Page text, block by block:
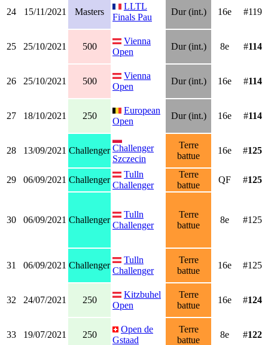
24 15/11/2021 Masters
LLTL
Finals Pau
Dur (int.) 16e #119
25 25/10/2021 500
Vienna
Open
Dur (int.) 8e #114
26 25/10/2021 500
Vienna
Open
Dur (int.) 16e #114
27 18/10/2021 250
European
Open
Dur (int.) 16e #114
28 13/09/2021 Challenger Challenger
Szczecin
Terre
battue
16e #125
29 06/09/2021 Challenger
Tulln
Challenger
Terre
battue
QF #125
30 06/09/2021 Challenger
Tulln
Challenger
Terre
battue
8e #125
31 06/09/2021 Challenger
Tulln
Challenger
Terre
battue
16e #125
32 24/07/2021 250
Kitzbuhel
Open
Terre
battue
16e #124
33 19/07/2021 250
Open de
Gstaad
Terre
battue
8e #122